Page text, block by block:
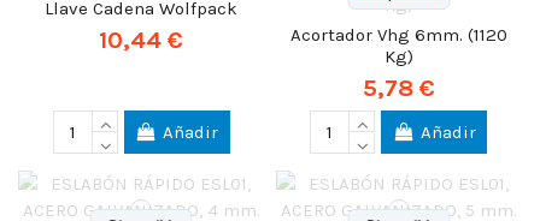
Llave Cadena Wolfpack
10,44 €
Añadir
Acortador Vhg 6mm. (1120
Kg)
5,78 €
Añadir